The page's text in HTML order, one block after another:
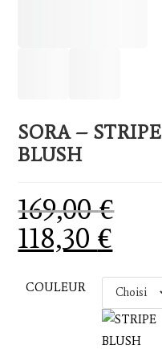
SORA – STRIPE
BLUSH
169,00€
Le
initial
118,30 €actuel
COULEUR